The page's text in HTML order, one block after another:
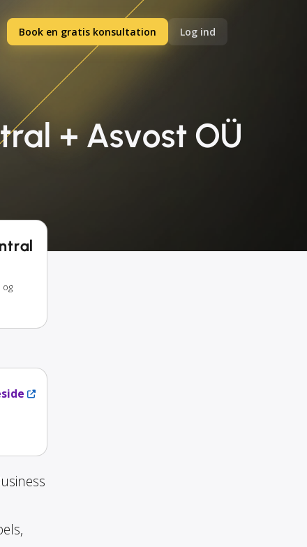
Book en gratis konsultation Log ind
+ Asvost OÜ
og